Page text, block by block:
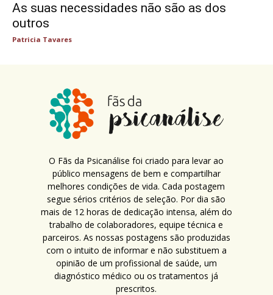
As suas necessidades não são as dos
outros
Patricia Tavares
O Fãs da Psicanálise foi criado para levar ao
público mensagens de bem e compartilhar
melhores condições de vida. Cada postagem
segue sérios critérios de seleção. Por dia são
mais de 12 horas de dedicação intensa, além do
trabalho de colaboradores, equipe técnica e
parceiros. As nossas postagens são produzidas
com o intuito de informar e não substituem a
opinião de um profissional de saúde, um
diagnóstico médico ou os tratamentos já
prescritos.